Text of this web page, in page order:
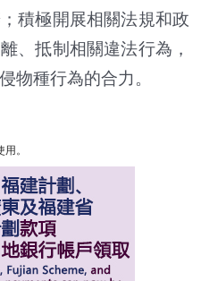
積極開展相關法規和政
、抵制相關違法行為，
物種行為的合力。
。